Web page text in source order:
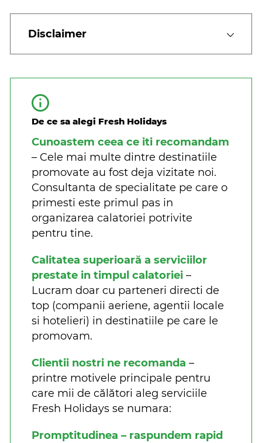
Disclaimer
De ce sa alegi Fresh Holidays
Cunoastem ceea ce iti recomandam
– Cele mai multe dintre destinatiile
promovate au fost deja vizitate noi.
Consultanta de specialitate pe care o
primesti este primul pas in
organizarea calatoriei potrivite
pentru tine.
Calitatea superioară a serviciilor
prestate in timpul calatoriei –
Lucram doar cu parteneri directi de
top (companii aeriene, agentii locale
si hotelieri) in destinatiile pe care le
promovam.
Clientii nostri ne recomanda –
printre motivele principale pentru
care mii de călători aleg serviciile
Fresh Holidays se numara:
Promptitudinea – raspundem rapid